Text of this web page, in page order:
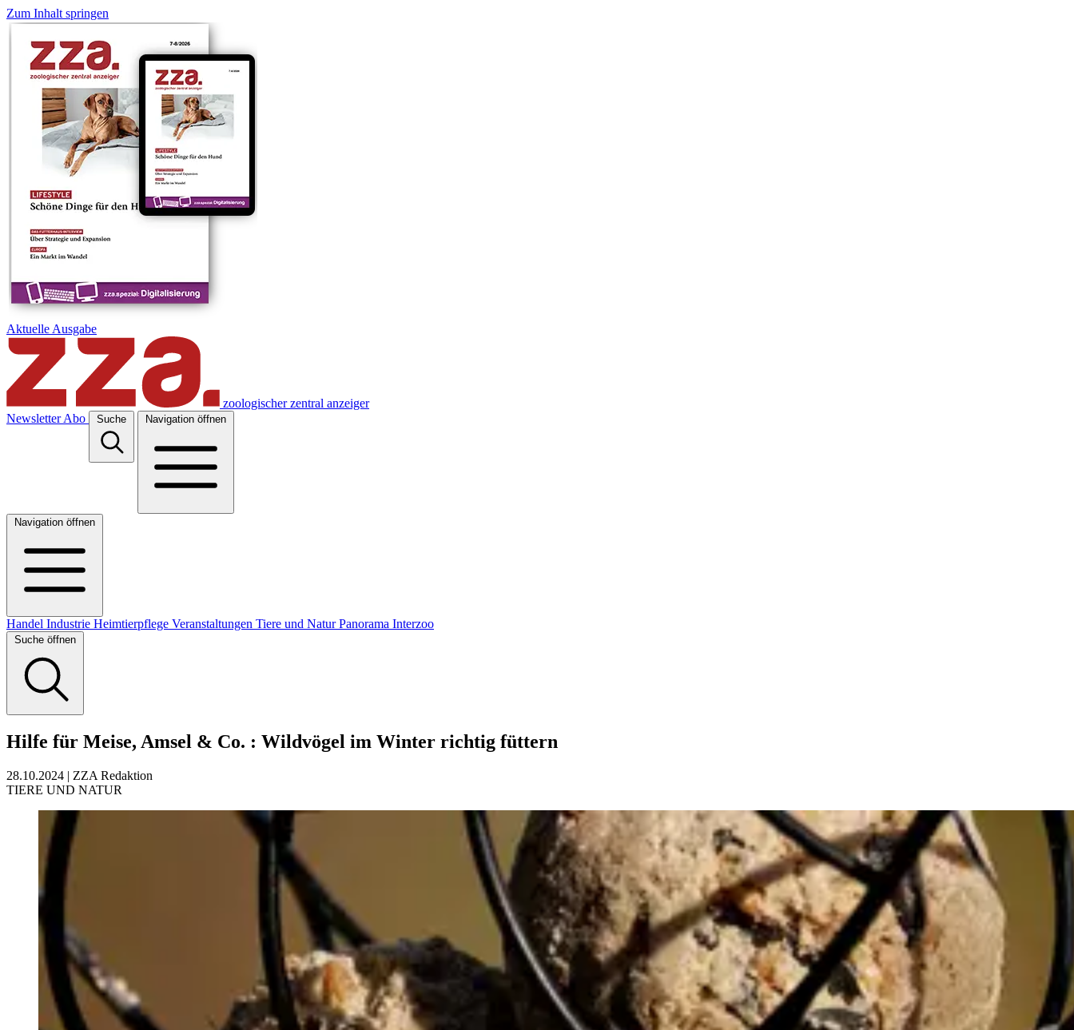
Zum Inhalt springen
Aktuelle Ausgabe
zoologischer zentral anzeiger
Newsletter Abo Suche Navigation öffnen
Navigation öffnen
Handel Industrie Heimtierpflege Veranstaltungen Tiere und NaturPanorama Interzoo
Suche öffnen
Hilfe für Meise, Amsel & Co. : Wildvögel im Winter richtig füttern
28.10.2024 | ZZA Redaktion
TIERE UND NATUR